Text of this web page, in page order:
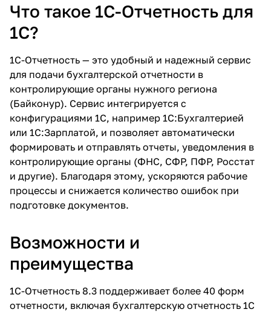
Что такое 1С-Отчетность для
1С?
1С-Отчетность — это удобный и надежный сервис
для подачи бухгалтерской отчетности в
контролирующие органы нужного региона
(Байконур). Сервис интегрируется с
конфигурациями 1С, например 1С:Бухгалтерией
или 1С:Зарплатой, и позволяет автоматически
формировать и отправлять отчеты, уведомления в
контролирующие органы (ФНС, СФР, ПФР, Росстат
и другие). Благодаря этому, ускоряются рабочие
процессы и снижается количество ошибок при
подготовке документов.
Возможности и
преимущества
1С-Отчетность 8.3 поддерживает более 40 форм
отчетности, включая бухгалтерскую отчетность 1С